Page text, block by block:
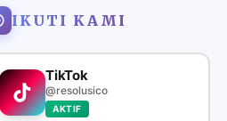
IKUTI KAMI
TikTok
@resolusico
AKTIF